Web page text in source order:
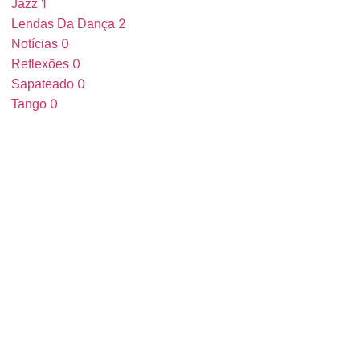
Jazz 1
Lendas Da Dança 2
Notícias 0
Reflexões 0
Sapateado 0
Tango 0